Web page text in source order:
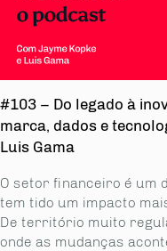
#103 – Do legado à
marca, dados e
Luis Gama
O setor financeiro é um
tem tido um impacto
De território muito
onde as mudanças